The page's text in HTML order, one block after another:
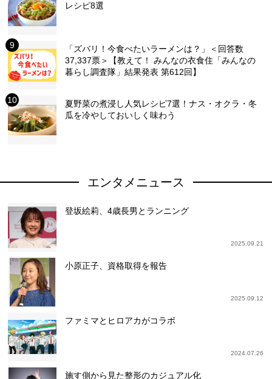
レシピ8選
「ズバリ！今食べたいラーメンは？」＜回答数
37,337票＞【教えて！ みんなの衣食住「みんなの
暮らし調査隊」結果発表 第612回】
夏野菜の煮浸し人気レシピ7選！ナス・オクラ・冬
瓜を冷やしておいしく味わう
エンタメニュース
登坂絵莉、4歳長男とランニング
2025.09.21
小原正子、資格取得を報告
2025.09.12
ファミマとヒロアカがコラボ
2024.07.26
施す側から見た整形のカジュアル化